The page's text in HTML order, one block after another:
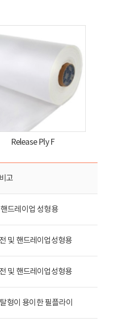
Release Ply F
비고
드레이업 성형용
및 핸드레이업성형용
및 핸드레이업성형용
형이 용이한 필플라이